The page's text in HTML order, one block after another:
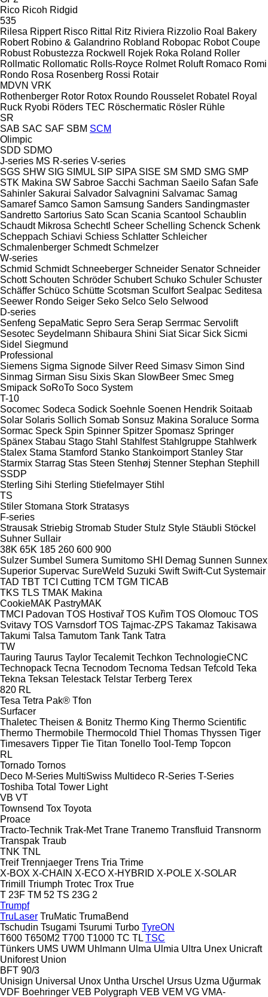
Rico Ricoh Ridgid
535
Rilesa Rippert Risco Rittal Ritz Riviera Rizzolio Roal Bakery
Robert Robino & Galandrino Robland Robopac Robot Coupe
Robust Robustezza Rockwell Rojek Roka Roland Roller
Rollmatic Rollomatic Rolls-Royce Rolmet Roluft Romaco Romi
Rondo Rosa Rosenberg Rossi Rotair
MDVN VRK
Rothenberger Rotor Rotox Roundo Rousselet Robatel Royal
Ruck Ryobi Röders TEC Röschermatic Rösler Rühle
SR
SAB SAC SAF SBM SCM
Olimpic
SDD SDMO
J-series MS R-series V-series
SGS SHW SIG SIMUL SIP SIPA SISE SM SMD SMG SMP
STK Makina SW Sabroe Sacchi Sachman Saeilo Safan Safe
Sahinler Sakurai Salvador Salvagnini Salvamac Samag
Samaref Samco Samon Samsung Sanders Sandingmaster
Sandretto Sartorius Sato Scan Scania Scantool Schaublin
Schaudt Mikrosa Schechtl Scheer Schelling Schenck Schenk
Scheppach Schiavi Schiess Schlatter Schleicher
Schmalenberger Schmedt Schmelzer
W-series
Schmid Schmidt Schneeberger Schneider Senator Schneider
Schott Schouten Schröder Schubert Schuko Schuler Schuster
Schäffer Schüco Schütte Scotsman Sculfort Sealpac Seditesa
Seewer Rondo Seiger Seko Selco Selo Selwood
D-series
Senfeng SepaMatic Sepro Sera Serap Serrmac Servolift
Sesotec Seydelmann Shibaura Shini Siat Sicar Sick Sicmi
Sidel Siegmund
Professional
Siemens Sigma Signode Silver Reed Simasv Simon Sind
Sinmag Sirman Sisu Sixis Skan SlowBeer Smec Smeg
Smipack SoRoTo Soco System
T-10
Socomec Sodeca Sodick Soehnle Soenen Hendrik Soitaab
Solar Solaris Sollich Somab Sonsuz Makina Soraluce Sorma
Sormac Speck Spin Spinner Spitzer Spomasz Springer
Spänex Stabau Stago Stahl Stahlfest Stahlgruppe Stahlwerk
Stalex Stama Stamford Stanko Stankoimport Stanley Star
Starmix Starrag Stas Steen Stenhøj Stenner Stephan Stephill
SSDP
Sterling Sihi Sterling Stiefelmayer Stihl
TS
Stiler Stomana Stork Stratasys
F-series
Strausak Striebig Stromab Studer Stulz Style Stäubli Stöckel
Suhner Sullair
38K 65K 185 260 600 900
Sulzer Sumbel Sumera Sumitomo SHI Demag Sunnen Sunnex
Superior Supervac SureWeld Suzuki Swift Swift-Cut Systemair
TAD TBT TCI Cutting TCM TGM TICAB
TKS TLS TMAK Makina
CookieMAK PastryMAK
TMCI Padovan TOS Hostivař TOS Kuřim TOS Olomouc TOS
Svitavy TOS Varnsdorf TOS Tajmac-ZPS Takamaz Takisawa
Takumi Talsa Tamutom Tank Tank Tatra
TW
Tauring Taurus Taylor Tecalemit Techkon TechnologieCNC
Technopack Tecna Tecnodom Tecnoma Tedsan Tefcold Teka
Tekna Teksan Telestack Telstar Terberg Terex
820 RL
Tesa Tetra Pak® Tfon
Surfacer
Thaletec Theisen & Bonitz Thermo King Thermo Scientific
Thermo Thermobile Thermocold Thiel Thomas Thyssen Tiger
Timesavers Tipper Tie Titan Tonello Tool-Temp Topcon
RL
Tornado Tornos
Deco M-Series MultiSwiss Multideco R-Series T-Series
Toshiba Total Tower Light
VB VT
Townsend Tox Toyota
Proace
Tracto-Technik Trak-Met Trane Tranemo Transfluid Transnorm
Transpak Traub
TNK TNL
Treif Trennjaeger Trens Tria Trime
X-BOX X-CHAIN X-ECO X-HYBRID X-POLE X-SOLAR
Trimill
Triumph Trotec Trox True
T 23F TM 52 TS 23G 2
Trumpf
TruLaser TruMatic TrumaBend
Tschudin Tsugami Tsurumi Turbo TyreON
T600 T650M2 T700 T1000 TC TL TSC
Tünkers UMS UWM Uhlmann Ulma Ulmia Ultra Unex Unicraft
Uniforest Union
BFT 90/3
Unisign Universal Unox Untha Urschel Ursus Uzma Uğurmak
VDF Boehringer VEB Polygraph VEB VEM VG VMA-